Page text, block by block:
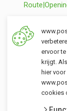
Route|
Opslag
Vandaag
Route|
ervoor
krijgt.
hier voor
cookies